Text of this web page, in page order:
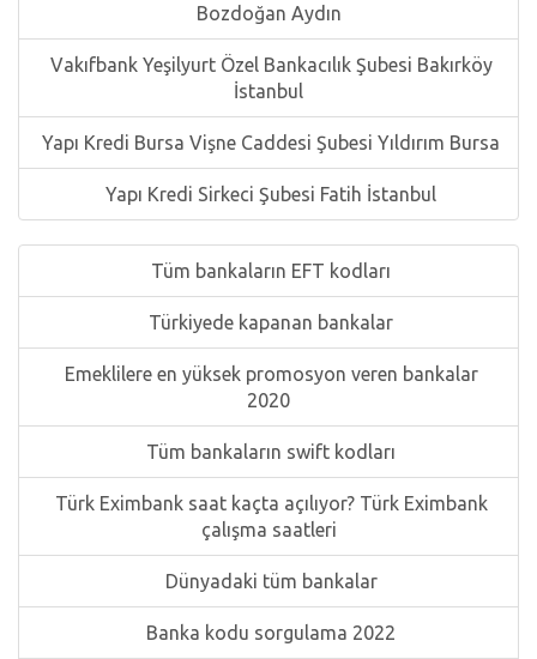
Bozdoğan Aydın
Vakıfbank Yeşilyurt Özel Bankacılık Şubesi Bakırköy
İstanbul
Yapı Kredi Bursa Vişne Caddesi Şubesi Yıldırım Bursa
Yapı Kredi Sirkeci Şubesi Fatih İstanbul
Tüm bankaların EFT kodları
Türkiyede kapanan bankalar
Emeklilere en yüksek promosyon veren bankalar
2020
Tüm bankaların swift kodları
Türk Eximbank saat kaçta açılıyor? Türk Eximbank
çalışma saatleri
Dünyadaki tüm bankalar
Banka kodu sorgulama 2022